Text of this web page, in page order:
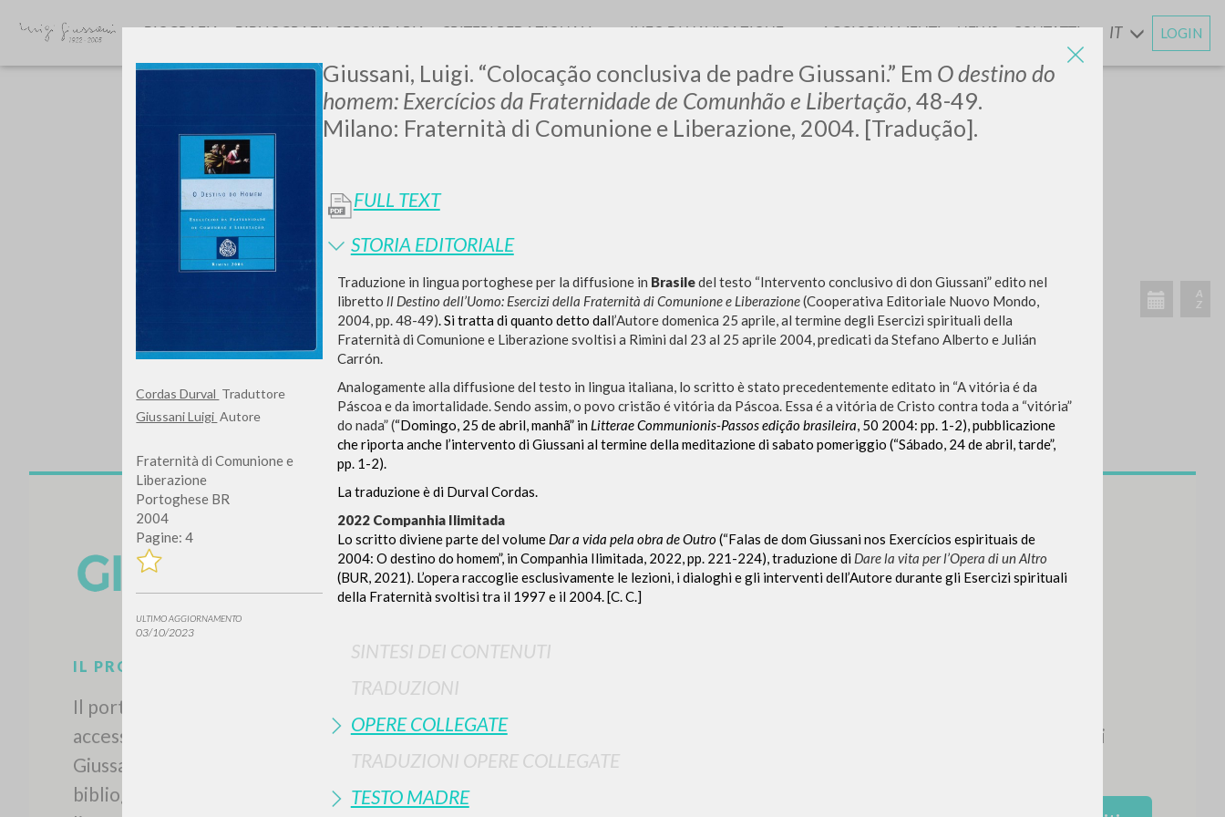
Cordas Durval Traduttore
Giussani Luigi Autore
Fraternità di Comunione e
Liberazione
Portoghese BR
2004
Pagine: 4
ULTIMO AGGIORNAMENTO
03/10/2023
Giussani, Luigi. “Colocação conclusiva de padre Giussani.” Em O destino do
homem: Exercícios da Fraternidade de Comunhão e Libertação, 48-49.
Milano: Fraternità di Comunione e Liberazione, 2004. [Tradução].
FULL TEXT
STORIA EDITORIALE
Traduzione in lingua portoghese per la diffusione in Brasiledel testo “Intervento conclusivo di don Giussani” edito nel
libretto ll Destino dell’Uomo: Esercizi della Fraternità di Comunione e Liberazione(Cooperativa Editoriale Nuovo Mondo,
2004, pp. 48-49). Si tratta di quanto detto dall’Autore domenica 25 aprile, al termine degli Esercizi spirituali della
Fraternità di Comunione e Liberazione svoltisi a Rimini dal 23 al 25 aprile 2004, predicati da Stefano Alberto e Julián
Carrón.
Analogamente alla diffusione del testo in lingua italiana, lo scritto è stato precedentemente editato in “A vitória é da
Páscoa e da imortalidade. Sendo assim, o povo cristão é vitória da Páscoa. Essa é a vitória de Cristo contra toda a “vitória”
do nada” (“Domingo, 25 de abril, manhã” in Litterae Communionis-Passos edição brasileira, 50 2004: pp. 1-2), pubblicazione
che riporta anche l’intervento di Giussani al termine della meditazione di sabato pomeriggio (“Sábado, 24 de abril, tarde”,
pp. 1-2).
La traduzione è di Durval Cordas.
2022 Companhia Ilimitada
Lo scritto diviene parte del volume Dar a vida pela obra de Outro (“Falas de dom Giussani nos Exercícios espirituais de
2004: O destino do homem”, in Companhia Ilimitada, 2022, pp. 221-224), traduzione di Dare la vita per l’Opera di un Altro
(BUR, 2021). L’opera raccoglie esclusivamente le lezioni, i dialoghi e gli interventi dell’Autore durante gli Esercizi spirituali
della Fraternità svoltisi tra il 1997 e il 2004. [C. C.]
SINTESI DEI CONTENUTI
TRADUZIONI
OPERE COLLEGATE
TRADUZIONI OPERE COLLEGATE
TESTO MADRE
BIOGRAFIA BIBLIOGRAFIA SECONDARIA CRITERI REDAZIONALI INFO DI NAVIGAZIONE AGGIORNAMENTIENEWS CONTATTI IT LOGIN
0 DOCUMENTI TROVATI
Visualizza dettagli per tipologia
TIPOLOGIA OPERA LINGUA AUTORE ANNO ATTIVITÀ RECENTI
IL PROGETTO
Il portale raccoglie e rende
NAVIGA
Ricerca avanzata »